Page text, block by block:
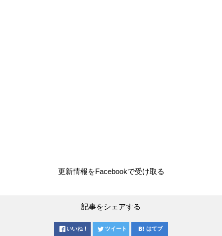
更新情報をFacebookで受け取る
記事をシェアする
いいね！ ツイート はてブ